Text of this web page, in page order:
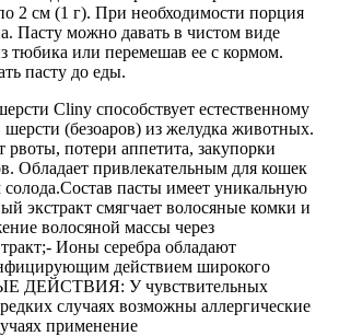
2 см (1 г). При необходимости порция
Пасту можно давать в чистом виде
тюбика или перемешав ее с кормом.
пасту до еды.
Cliny способствует естественному
(безоаров) из желудка животных.
рвоты, потери аппетита, закупорки
Обладает привлекательным для кошек
пасты имеет уникальную
экстракт смягчает волосяные комки и
волосяной массы через
Ионы серебра обладают
действием широкого
ДЕЙСТВИЯ: У чувствительных
случаях возможны аллергические
применение